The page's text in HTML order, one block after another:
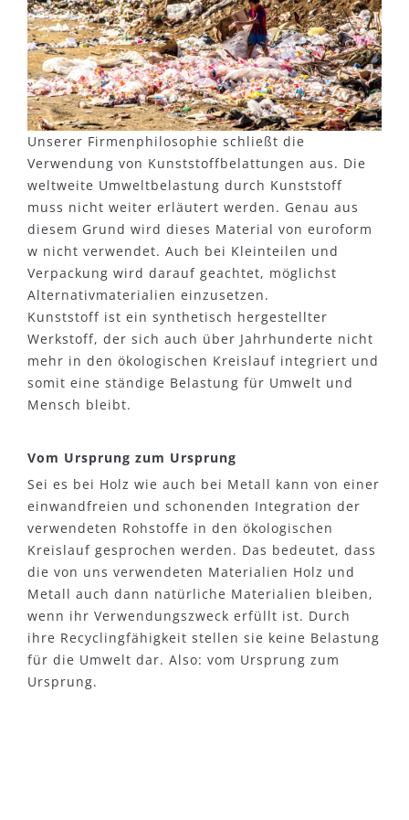
Unserer Firmenphilosophie schließt die
Verwendung von Kunststoffbelattungen aus. Die
weltweite Umweltbelastung durch Kunststoff
muss nicht weiter erläutert werden. Genau aus
diesem Grund wird dieses Material von euroform
w nicht verwendet. Auch bei Kleinteilen und
Verpackung wird darauf geachtet, möglichst
Alternativmaterialien einzusetzen.
Kunststoff ist ein synthetisch hergestellter
Werkstoff, der sich auch über Jahrhunderte nicht
mehr in den ökologischen Kreislauf integriert und
somit eine ständige Belastung für Umwelt und
Mensch bleibt.
Vom Ursprung zum Ursprung
Sei es bei Holz wie auch bei Metall kann von einer
einwandfreien und schonenden Integration der
verwendeten Rohstoffe in den ökologischen
Kreislauf gesprochen werden. Das bedeutet, dass
die von uns verwendeten Materialien Holz und
Metall auch dann natürliche Materialien bleiben,
wenn ihr Verwendungszweck erfüllt ist. Durch
ihre Recyclingfähigkeit stellen sie keine Belastung
für die Umwelt dar. Also: vom Ursprung zum
Ursprung.